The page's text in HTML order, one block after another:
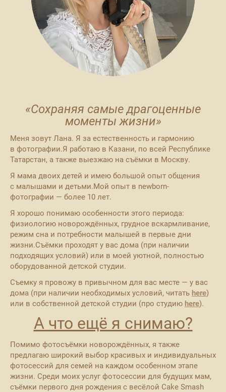
«Сохраняя самые драгоценные
моменты жизни»
Меня зовут Лана. Я за естественность и гармонию
в фотографии.Я работаю в Казани, по всей Республике
Татарстан, а также выезжаю на съёмки в Москву.
Я мама двоих детей и имею большой опыт общения
с малышами и детьми.Мой опыт в newborn-
фотографии — более 10 лет.
Я хорошо понимаю особенности этого периода:
физиологию новорождённых, грудное вскармливание,
режим сна и потребности малышей в первые дни
жизни.Съёмки проходят у вас дома (при наличии
подходящих условий) или в моей уютной, полностью
оборудованной детской студии.
Съемку я провожу в привычном для вас месте — у вас
дома (при наличии необходимых условий, читать here)
или в собственной детской студии (про студию here).
А что ещё я снимаю?
Помимо фотосъёмки новорождённых, я также
предлагаю широкий выбор красивых и индивидуальных
фотосессий для семей на каждом особенном этапе
жизни. Среди моих услуг фотосессии для будущих мам,
съёмки первого дня рождения с весёлой Cake Smash